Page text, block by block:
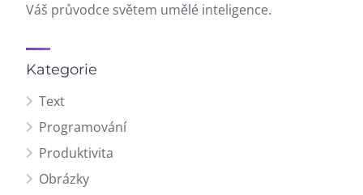
Váš průvodce světem umělé inteligence.
Kategorie
Text
Programování
Produktivita
Obrázky